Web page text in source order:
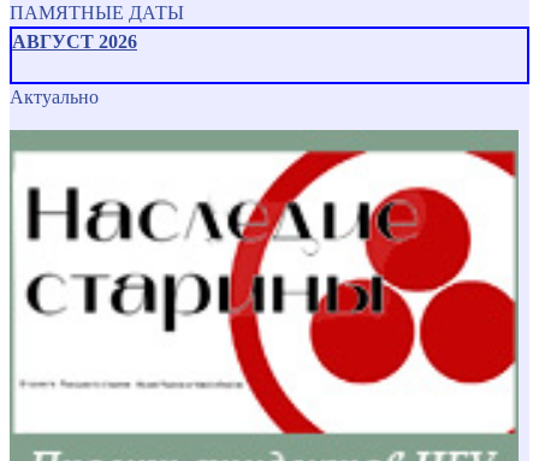
ПАМЯТНЫЕ ДАТЫ
АВГУСТ 2026
Актуально